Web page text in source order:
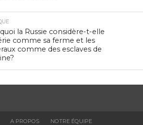
la Russie considère-t-elle
comme sa ferme et les
comme des esclaves de
A PROPOS NOTRE ÉQUIPE